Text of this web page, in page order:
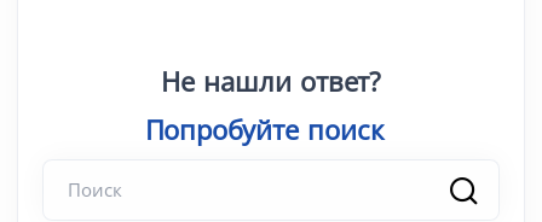
Не нашли ответ?
Попробуйте поиск|